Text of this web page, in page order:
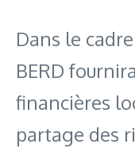
Dans le
BERD
financières
partage des